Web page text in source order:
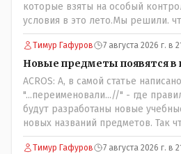
которые взяты на особый
условия в это лето.Мы решили.
Вы считаете иначе?Ну тут
комментарий прозвучал на
трагедии, то есть 29 июля, когда
воду, и новые кондиционеры, и
температурный режим на
часть - информация до трагедии,
информация после трагедии,
Тимур Гафуров 7 августа 2026 г. в
Новые предметы появятся в
ACROS: А, в самой статье
"...переименовали...//" - где
будут разработаны новые
новых названий предметов. Так
Хоть и переименованные)
Тимур Гафуров 7 августа 2026 г. в